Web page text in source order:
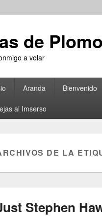
de Plomo
a volar
Aranda Bienvenido
al Imserso
DE LA
Stephen